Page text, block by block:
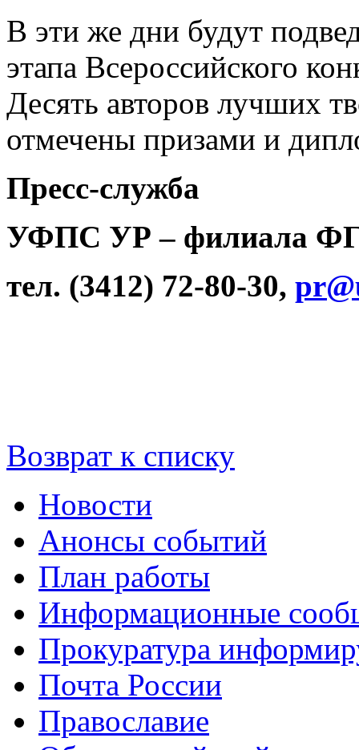
В эти же дни будут
этапа Всероссийского
Десять авторов лучших
отмечены призами и
Пресс-служба
УФПС УР – филиала
тел. (3412) 72-80-30,
Возврат к списку
Новости
Анонсы событий
План работы
Информационные
Прокуратура
Почта России
Православие